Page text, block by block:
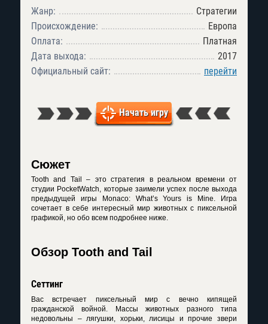
Жанр:
Стратегии
Происхождение:
Европа
Оплата:
Платная
Дата выхода:
2017
Официальный сайт:
перейти
Начать игру
Сюжет
Tooth and Tail – это стратегия в реальном времени от
студии PocketWatch, которые заимели успех после выхода
предыдущей игры Monaco: What’s Yours is Mine. Игра
сочетает в себе интересный мир животных с пиксельной
графикой, но обо всем подробнее ниже.
Обзор Tooth and Tail
Сеттинг
Вас встречает пиксельный мир с вечно кипящей
гражданской войной. Массы животных разного типа
недовольны – лягушки, хорьки, лисицы и прочие звери